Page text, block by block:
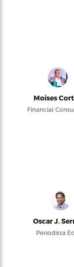
Moises
Financial
Oscar J.
Periodista